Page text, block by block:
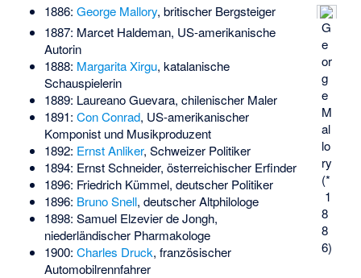
G
e
or
g
e
M
al
lo
ry
(*
1
8
8
6)
1886: George Mallory, britischer Bergsteiger
1887: Marcet Haldeman, US-amerikanische
Autorin
1888: Margarita Xirgu, katalanische
Schauspielerin
1889: Laureano Guevara, chilenischer Maler
1891: Con Conrad, US-amerikanischer
Komponist und Musikproduzent
1892: Ernst Anliker, Schweizer Politiker
1894: Ernst Schneider, österreichischer Erfinder
1896: Friedrich Kümmel, deutscher Politiker
1896: Bruno Snell, deutscher Altphilologe
1898: Samuel Elzevier de Jongh,
niederländischer Pharmakologe
1900: Charles Druck, französischer
Automobilrennfahrer